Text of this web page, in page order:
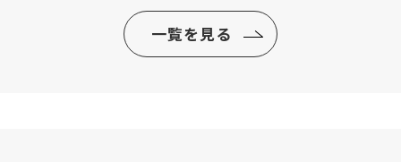
一覧を見る